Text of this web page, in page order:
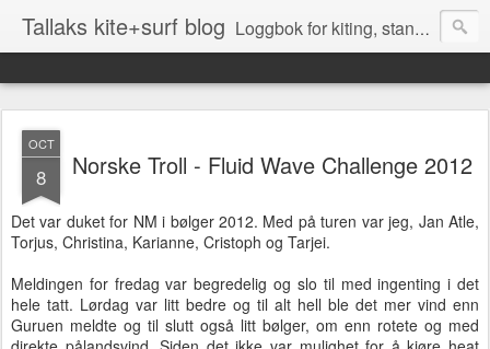
Tallaks kite+surf blog Loggbok for kiting, stand up surfing (SUP), surfing og andre aktiviteter på Sørlandet
OCT
8 Norske Troll - Fluid Wave Challenge 2012
Det var duket for NM i bølger 2012. Med på turen var jeg, Jan Atle,
Torjus, Christina, Karianne, Cristoph og Tarjei.
Meldingen for fredag var begredelig og slo til med ingenting i det
hele tatt. Lørdag var litt bedre og til alt hell ble det mer vind enn
Guruen meldte og til slutt også litt bølger, om enn rotete og med